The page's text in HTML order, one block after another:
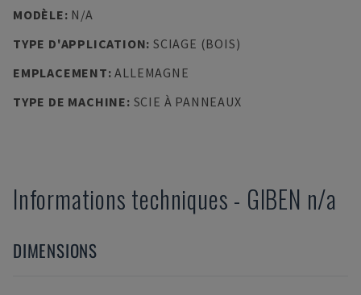
MODÈLE: N/A
TYPE D'APPLICATION: SCIAGE (BOIS)
EMPLACEMENT:ALLEMAGNE
TYPE DE MACHINE: SCIE À PANNEAUX
Informations techniques - GIBEN n/a
DIMENSIONS